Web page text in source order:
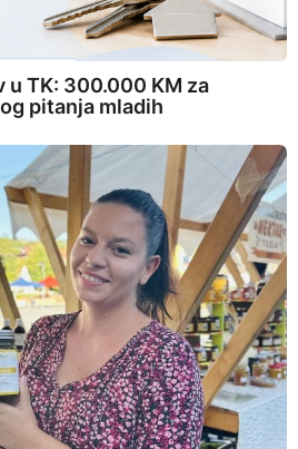
u TK: 300.000 KM za
pitanja mladih